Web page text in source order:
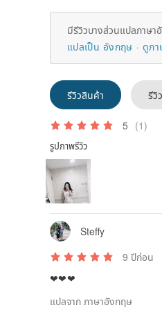
มีรีวิวบางส่วนแปลภาษา
แปลเป็น อังกฤษ
ดูภา
รีวิวสินค้า รีวิ
5 (1)
รูปภาพรีวิว
Steffy
9 ปีก่อน
❤❤❤
แปลจาก ภาษาอังกฤษ